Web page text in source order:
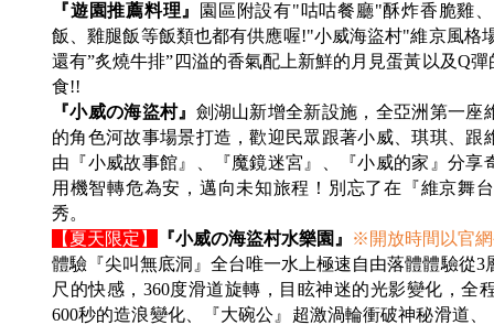
『遊園推薦料理』
園區附設有"咕咕餐廳"酥炸香脆雞
飯、雞腿飯等飯類也都有供應喔!"小威海盜村"維京風格
還有”炙燒牛排”四溢的香氣配上新鮮的月見蛋黃以及Q
食!!
『小威の海盜村』 劍湖山新增全新設施，全亞洲第一座
的角色河故事場景打造，歡迎民眾跟著小威、琪琪、
由『小威故事館』、『魔鏡迷宮』、『小威的家』分
用機智轉危為安，邁向未知旅程！別忘了在『維京舞
秀。
【夏天限定】
『小威の海盜村水樂園』
※開放時間以官
體驗『尖叫無底洞』全台唯一水上極速自由落體體驗從
尺的快感，360度滑道旋轉，目眩神迷的光影變化，全
600秒的造浪變化、『大碗公』超激渦輪衝破神秘滑道